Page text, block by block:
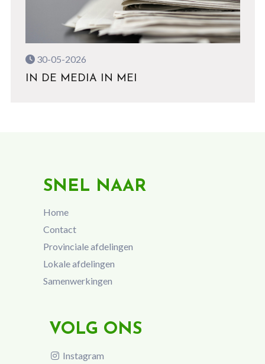
30-05-2026
IN DE MEDIA IN MEI
SNEL NAAR
Home
Contact
Provinciale afdelingen
Lokale afdelingen
Samenwerkingen
VOLG ONS
Instagram